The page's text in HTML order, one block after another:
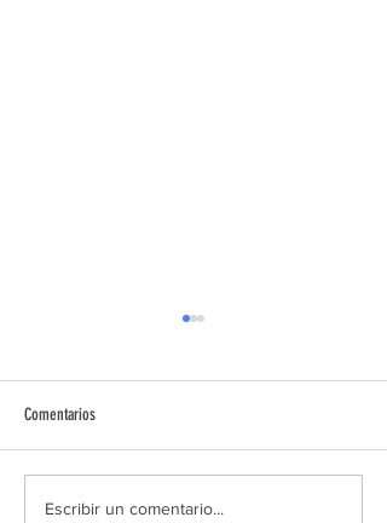
Diálogos de encuentro
Comentarios
Escribir un comentario...